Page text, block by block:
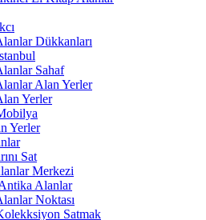
Dükkanları
Sahaf
Alan Yerler
Yerler
Yerler
Sat
Merkezi
Alanlar
Noktası
Satmak